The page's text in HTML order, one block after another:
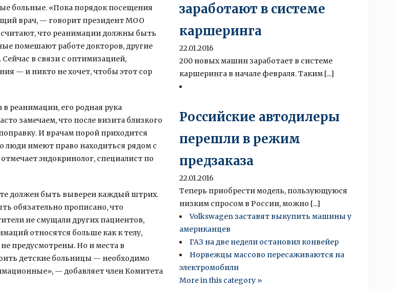
больные. «Пока порядок посещения
врач, — говорит президент МОО
что реанимации должны быть
помешают работе докторов, другие
в связи с оптимизацией,
— и никто не хочет, чтобы этот сор
реанимации, его родная рука
замечаем, что после визита близкого
И врачам порой приходится
люди имеют право находиться рядом с
эндокринолог, специалист по
должен быть выверен каждый штрих.
обязательно прописано, что
не смущали других пациентов,
относятся больше как к телу,
предусмотрены. Но и места в
детские больницы — необходимо
— добавляет член Комитета
заработают в системе
каршеринга
22.01.2016
200 новых машин заработает в системе
каршеринга в начале февраля. Таким [...]
Российские автодилеры
перешли в режим
предзаказа
22.01.2016
Теперь приобрести модель, пользующуюся
низким спросом в России, можно [...]
Volkswagen заставят выкупить машины у
американцев
ГАЗ на две недели остановил конвейер
Норвежцы массово пересаживаются на
электромобили
More in this category »